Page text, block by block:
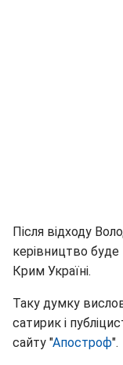
Після відходу
керівництво
Крим Україні.
Таку думку
сатирик і
сайту "Апостроф".